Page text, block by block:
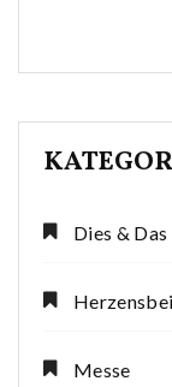
Dies & Das
Messe